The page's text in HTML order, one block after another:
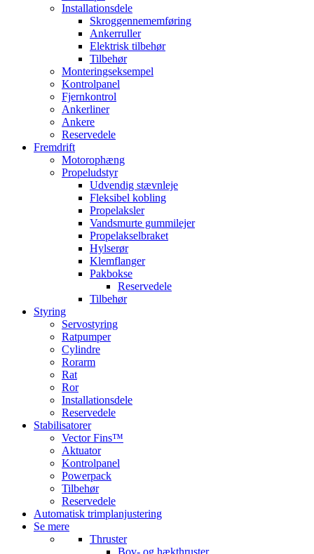
Installationsdele
Skroggennememføring
Ankerruller
Elektrisk tilbehør
Tilbehør
Monteringseksempel
Kontrolpanel
Fjernkontrol
Ankerliner
Ankere
Reservedele
Fremdrift
Motorophæng
Propeludstyr
Udvendig stævnleje
Fleksibel kobling
Propelaksler
Vandsmurte gummilejer
Propelakselbraket
Hylserør
Klemflanger
Pakbokse
Reservedele
Tilbehør
Styring
Servostyring
Ratpumper
Cylindre
Rorarm
Rat
Ror
Installationsdele
Reservedele
Stabilisatorer
Vector Fins™
Aktuator
Kontrolpanel
Powerpack
Tilbehør
Reservedele
Automatisk trimplanjustering
Se mere
Thruster
Bov- og hækthruster